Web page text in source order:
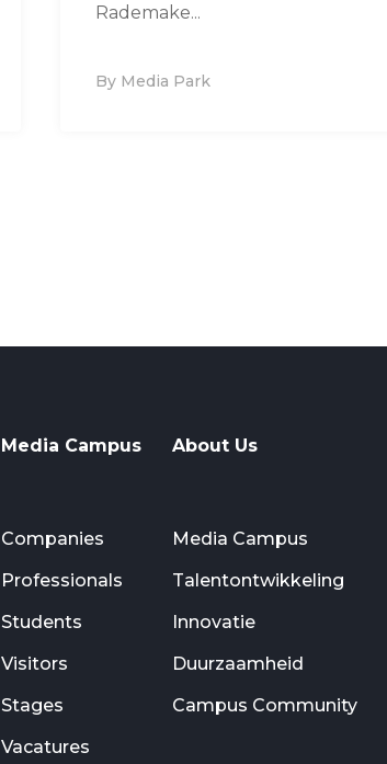
Rademake...
By Media Park
Media Campus
Companies
Professionals
Students
Visitors
Stages
Vacatures
About Us
Media Campus
Talentontwikkeling
Innovatie
Duurzaamheid
Campus Community